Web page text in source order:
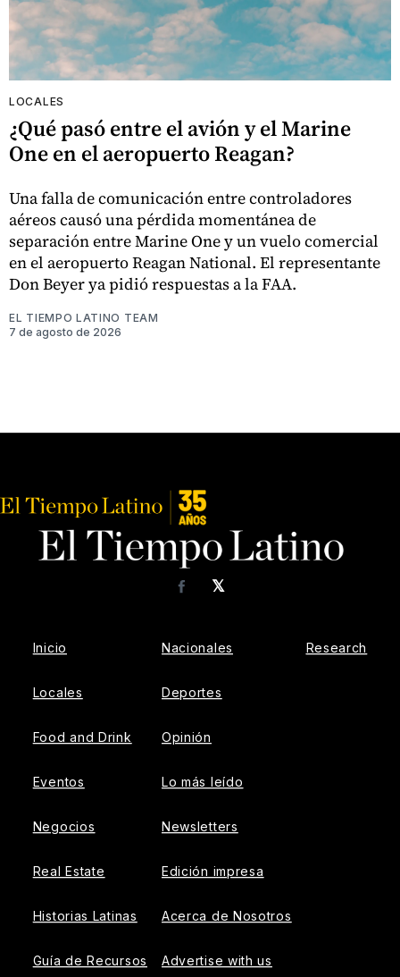
LOCALES
¿Qué pasó entre el avión y el Marine
One en el aeropuerto Reagan?
Una falla de comunicación entre controladores
aéreos causó una pérdida momentánea de
separación entre Marine One y un vuelo comercial
en el aeropuerto Reagan National. El representante
Don Beyer ya pidió respuestas a la FAA.
EL TIEMPO LATINO TEAM
7 de agosto de 2026
𝕏
Facebook
Inicio
Locales
Food and Drink
Eventos
Negocios
Real Estate
Historias Latinas
Guía de Recursos
Nacionales
Deportes
Opinión
Lo más leído
Newsletters
Edición impresa
Acerca de Nosotros
Advertise with us
Research